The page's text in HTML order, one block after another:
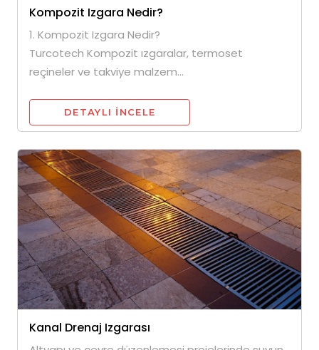
Kompozit Izgara Nedir?
1. Kompozit Izgara Nedir?
Turcotech Kompozit ızgaralar, termoset
reçineler ve takviye malzem...
DETAYLI INCELE
Kanal Drenaj Izgarası